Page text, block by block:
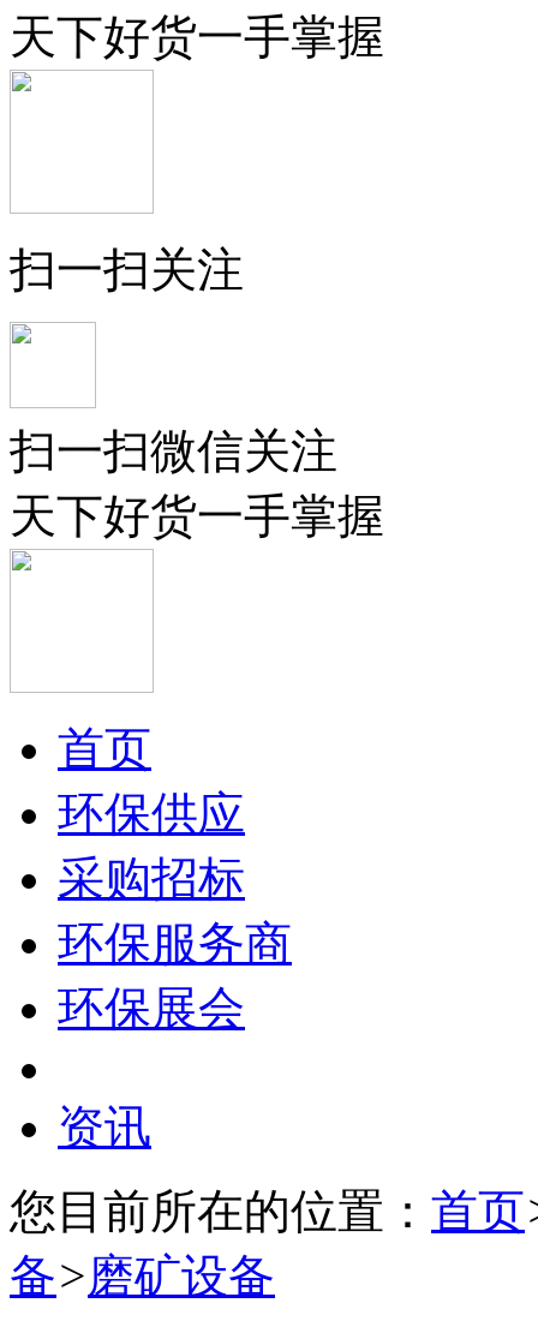
天下好货一手掌握
扫一扫关注
扫一扫微信关注
天下好货一手掌握
首页
环保供应
采购招标
环保服务商
环保展会
资讯
您目前所在的位置： 首页
备>磨矿设备